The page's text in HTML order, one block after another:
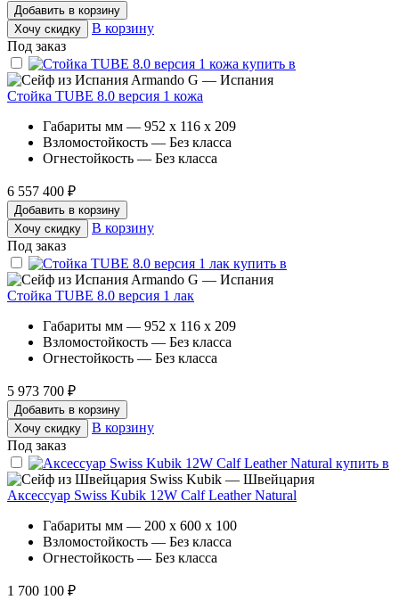
Добавить в корзину
Хочу скидку
В корзину
Под заказ
Armando G — Испания
Стойка TUBE 8.0 версия 1 кожа
Габариты мм — 952 x 116 x 209
Взломостойкость — Без класса
Огнестойкость — Без класса
6 557 400 ₽
Добавить в корзину
Хочу скидку
В корзину
Под заказ
Armando G — Испания
Стойка TUBE 8.0 версия 1 лак
Габариты мм — 952 x 116 x 209
Взломостойкость — Без класса
Огнестойкость — Без класса
5 973 700 ₽
Добавить в корзину
Хочу скидку
В корзину
Под заказ
Swiss Kubik — Швейцария
Аксессуар Swiss Kubik 12W Calf Leather Natural
Габариты мм — 200 x 600 x 100
Взломостойкость — Без класса
Огнестойкость — Без класса
1 700 100 ₽